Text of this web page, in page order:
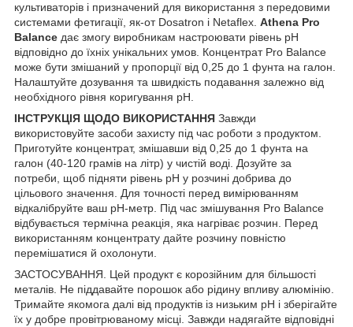
культиваторів і призначений для використання з передовими
системами фетигації, як-от Dosatron і Netaflex. Athena Pro
Balance дає змогу виробникам настроювати рівень pH
відповідно до їхніх унікальних умов. Концентрат Pro Balance
може бути змішаний у пропорції від 0,25 до 1 фунта на галон.
Налаштуйте дозування та швидкість подавання залежно від
необхідного рівня коригування pH.
ІНСТРУКЦІЯ ЩОДО ВИКОРИСТАННЯ Завжди
використовуйте засоби захисту під час роботи з продуктом.
Приготуйте концентрат, змішавши від 0,25 до 1 фунта на
галон (40-120 грамів на літр) у чистій воді. Дозуйте за
потреби, щоб підняти рівень pH у розчині добрива до
цільового значення. Для точності перед вимірюванням
відкалібруйте ваш pH-метр. Під час змішування Pro Balance
відбувається термічна реакція, яка нагріває розчин. Перед
використанням концентрату дайте розчину повністю
перемішатися й охолонути.
ЗАСТОСУВАННЯ. Цей продукт є корозійним для більшості
металів. Не піддавайте порошок або рідину впливу алюмінію.
Тримайте якомога далі від продуктів із низьким pH і зберігайте
їх у добре провітрюваному місці. Завжди надягайте відповідні